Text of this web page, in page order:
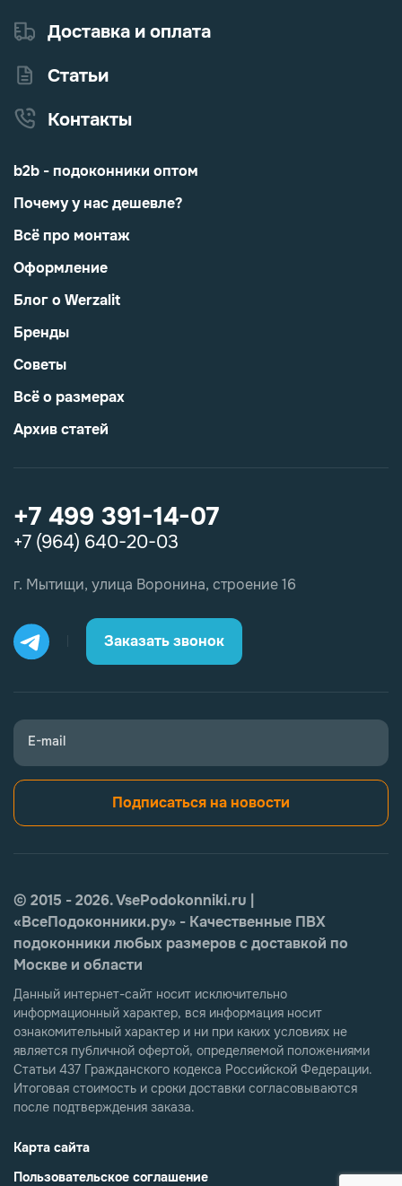
+7 499 391-14-07
+7 (964) 640-20-03
г. Мытищи, улица Воронина, строение 16
Заказать звонок
Доставка и оплата
Статьи
Контакты
b2b - подоконники оптом
Почему у нас дешевле?
Всё про монтаж
Оформление
Блог о Werzalit
Бренды
Советы
Всё о размерах
Архив статей
E-mail
Подписаться на новости
© 2015 - 2026. VsePodokonniki.ru |
«ВсеПодоконники.ру» - Качественные ПВХ
подоконники любых размеров с доставкой по
Москве и области
Данный интернет-сайт носит исключительно
информационный характер, вся информация носит
ознакомительный характер и ни при каких условиях не
является публичной офертой, определяемой положениями
Статьи 437 Гражданского кодекса Российской Федерации.
Итоговая стоимость и сроки доставки согласовываются
после подтверждения заказа.
Карта сайта
Пользовательское соглашение